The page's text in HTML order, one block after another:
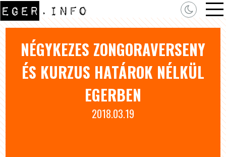
NÉGYKEZES ZONGORAVERSENY
ÉS KURZUS HATÁROK NÉLKÜL
EGERBEN
2018.03.19